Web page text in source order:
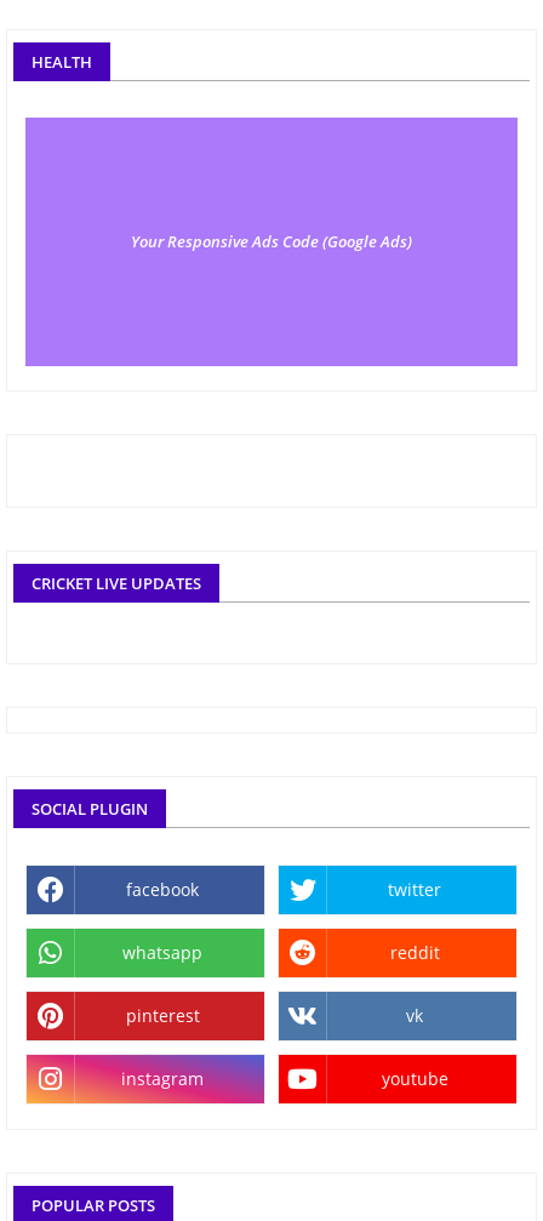
HEALTH
Your Responsive Ads Code (Google Ads)
CRICKET LIVE UPDATES
SOCIAL PLUGIN
facebook twitter
whatsapp reddit
pinterest vk
instagram youtube
POPULAR POSTS